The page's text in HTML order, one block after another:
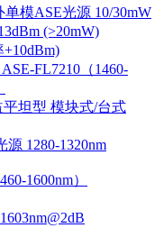
模ASE光源 10/30mW
(>20mW)
FL7210（1460-
坦型 模块式/台式
1280-1320nm
1600nm）